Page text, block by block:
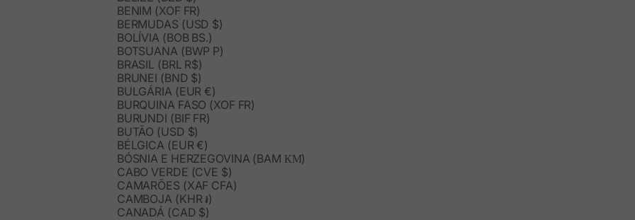
BENIM (XOF FR)
BERMUDAS (USD $)
BOLÍVIA (BOB BS.)
BOTSUANA (BWP P)
BRASIL (BRL R$)
BRUNEI (BND $)
BULGÁRIA (EUR €)
BURQUINA FASO (XOF FR)
BURUNDI (BIF FR)
BUTÃO (USD $)
BÉLGICA (EUR €)
BÓSNIA E HERZEGOVINA (BAM КМ)
CABO VERDE (CVE $)
CAMARÕES (XAF CFA)
CAMBOJA (KHR ៛)
CANADÁ (CAD $)